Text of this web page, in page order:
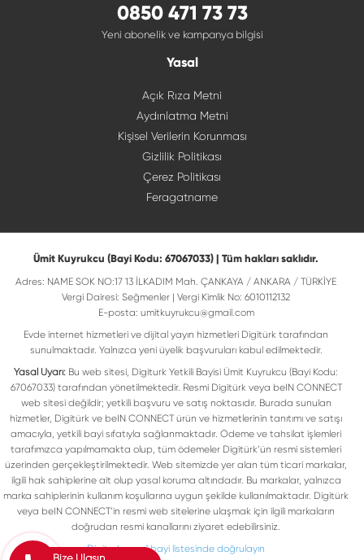
0850 471 73 73
Yeni abonelik ve kampanya bilgisi
Yasal
Açık Rıza Metni
Aydınlatma Metni
Kişisel Verilerin Korunması
Gizlilik Politikası
Çerez Politikası
Feragatname
Ümit Kuyrukcu (Bayi Kodu: 67067033) | Tüm hakları saklıdır.
Adres: NAME SOK NO:17 13 İLKADIM Mah. ÇANKAYA / ANKARA / TÜRKİYE
Vergi Dairesi: Seğmenler | Vergi Kimlik No: 6010112132
E-posta: umitkuyrukcu@gmail.com
Evde internet hizmetleri ve dijital yayın hizmetleri Digitürk tarafından
sunulmaktadır. Yalnızca yeni üyelik başvuruları kabul edilmektedir.
Yasal Uyarı: Bu web sitesi, Digiturk Yetkili Bayisi Ümit Kuyrukcu (Bayi Kodu:
67067033) tarafından yönetilmektedir. Resmi Digitürk veya beIN CONNECT
web sitesi değildir; yetkili başvuru ve satış noktasıdır. Burada sunulan
hizmetler, Digitürk ve beIN CONNECT ürün ve hizmetlerinin tanıtımı ve satışı
amacıyla, yetkili bayi sıfatıyla sağlanmaktadır. Ödeme ve tahsilat işlemleri
tarafımızca yapılmamakta olup, tüm ödemeler Digitürk’ün resmi sistemleri
üzerinden gerçekleştirilmektedir. Web sitemizde yer alan tüm ticari markalar,
ilgili hak sahiplerine ait olup yasal koruma altındadır. Bu markalar, yalnızca
marka sahiplerinin kullanım koşullarına uygun şekilde kullanılmaktadır. Digitürk
veya beIN CONNECT’in resmi web sitelerine ulaşmak için ilgili markaların
doğrudan resmi kanallarını ziyaret edebilirsiniz.
Digiturk resmî bayi listesinde doğrulayın